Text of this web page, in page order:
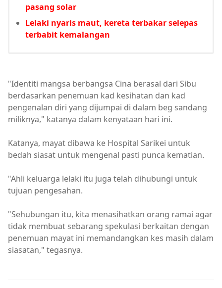
pasang solar
Lelaki nyaris maut, kereta terbakar selepas
terbabit kemalangan
"Identiti mangsa berbangsa Cina berasal dari Sibu
berdasarkan penemuan kad kesihatan dan kad
pengenalan diri yang dijumpai di dalam beg sandang
miliknya," katanya dalam kenyataan hari ini.
Katanya, mayat dibawa ke Hospital Sarikei untuk
bedah siasat untuk mengenal pasti punca kematian.
"Ahli keluarga lelaki itu juga telah dihubungi untuk
tujuan pengesahan.
"Sehubungan itu, kita menasihatkan orang ramai agar
tidak membuat sebarang spekulasi berkaitan dengan
penemuan mayat ini memandangkan kes masih dalam
siasatan," tegasnya.